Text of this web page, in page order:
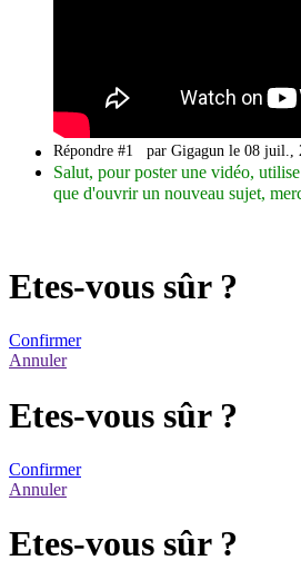
Répondre #1 par Gigagun le 08 juil.,
Salut, pour poster une vidéo, utilise
que d'ouvrir un nouveau sujet,
Etes-vous sûr ?
Confirmer
Annuler
Etes-vous sûr ?
Confirmer
Annuler
Etes-vous sûr ?